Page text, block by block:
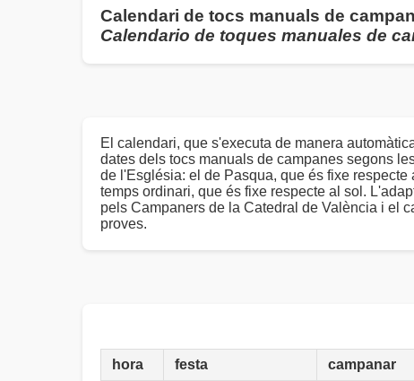
Calendari de tocs manuals de
Calendario de toques manuales de
El calendari, que s'executa de manera
dates dels tocs manuals de campanes segons
de l'Església: el de Pasqua, que és fixe respecte
temps ordinari, que és fixe respecte al sol.
pels Campaners de la Catedral de València i el
proves.
hora festa campanar